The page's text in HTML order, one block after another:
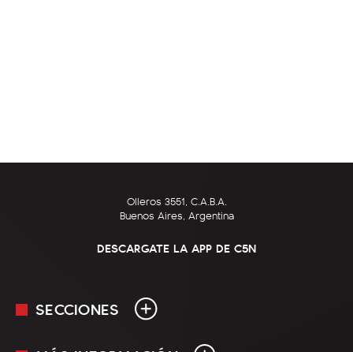
Olleros 3551, C.A.B.A.
Buenos Aires, Argentina
DESCARGATE LA APP DE C5N
SECCIONES